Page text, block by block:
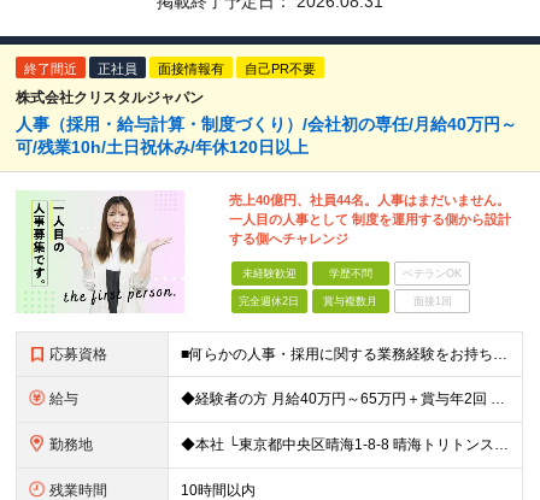
終了間近 正社員 面接情報有 自己PR不要
株式会社クリスタルジャパン
人事（採用・給与計算・制度づくり）/会社初の専任/月給40万円～
可/残業10h/土日祝休み/年休120日以上
売上40億円、社員44名。人事はまだいません。
一人目の人事として 制度を運用する側から設計
する側へチャレンジ
未経験歓迎 学歴不問 ベテランOK
完全週休2日 賞与複数月 面接1回
応募資格 ■何らかの人事・採用に関する業務経験をお持ちの方（職種不問） ※人事専任のご経験がなくても構いません。 総務や経理と兼務などで採用や労務に携わっていたという方も歓迎します ■学歴不問 ＜こんな方
給与 ◆経験者の方 月給40万円～65万円＋賞与年2回 【給与イメージ】 人事経験5年程度：月給45万円～ ◆未経験の方 月給35万円～65万円＋賞与年2回 ※経験・スキルを考慮のうえ、優遇いたします
勤務地 ◆本社 └東京都中央区晴海1-8-8 晴海トリトンスクエアオフィスタワー W棟16F ＼＼オフィスタワー内には商業施設が多数併設／／ カフェやレストラン、コンビニやスーパー、 100円ショップなど様
残業時間 10時間以内